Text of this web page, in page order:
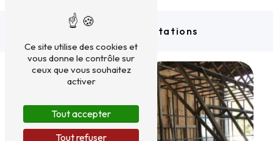
Nos autres prestations
Ce site utilise des cookies et
vous donne le contrôle sur
ceux que vous souhaitez
activer
Tout accepter
Tout refuser